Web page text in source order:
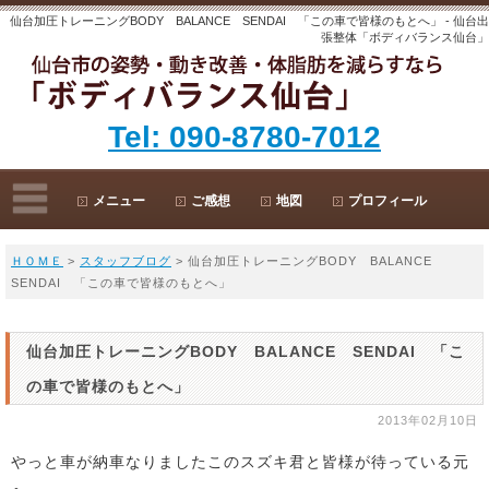
仙台加圧トレーニングBODY BALANCE SENDAI 「この車で皆様のもとへ」 - 仙台出
張整体「ボディバランス仙台」
Tel: 090-8780-7012
メニュー ご感想 地図 プロフィール
ＨＯＭＥ > スタッフブログ > 仙台加圧トレーニングBODY BALANCE
SENDAI 「この車で皆様のもとへ」
仙台加圧トレーニングBODY BALANCE SENDAI 「こ
の車で皆様のもとへ」
2013年02月10日
やっと車が納車なりましたこのスズキ君と皆様が待っている元